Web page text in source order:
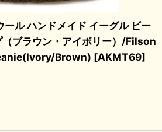
ール ハンドメイド イーグル ビー
（ブラウン・アイボリー）/Filson
Brown) [AKMT69]